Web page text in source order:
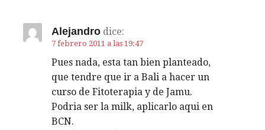
Alejandro dice:
7 febrero 2011 a las 19:47
Pues nada, esta tan bien planteado,
que tendre que ir a Bali a hacer un
curso de Fitoterapia y de Jamu.
Podria ser la milk, aplicarlo aqui en
BCN.